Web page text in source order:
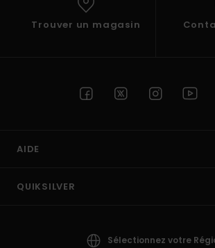
Trouver un magasin
AIDE
QUIKSILVER
Sélectionnez votre